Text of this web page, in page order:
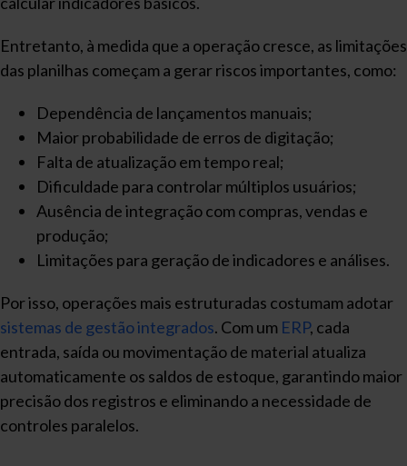
Entretanto, à medida que a operação cresce, as limitações
das planilhas começam a gerar riscos importantes, como:
Dependência de lançamentos manuais;
Maior probabilidade de erros de digitação;
Falta de atualização em tempo real;
Dificuldade para controlar múltiplos usuários;
Ausência de integração com compras, vendas e
produção;
Limitações para geração de indicadores e análises.
Por isso, operações mais estruturadas costumam adotar
sistemas de gestão integrados. Com um ERP, cada
entrada, saída ou movimentação de material atualiza
automaticamente os saldos de estoque, garantindo maior
precisão dos registros e eliminando a necessidade de
controles paralelos.